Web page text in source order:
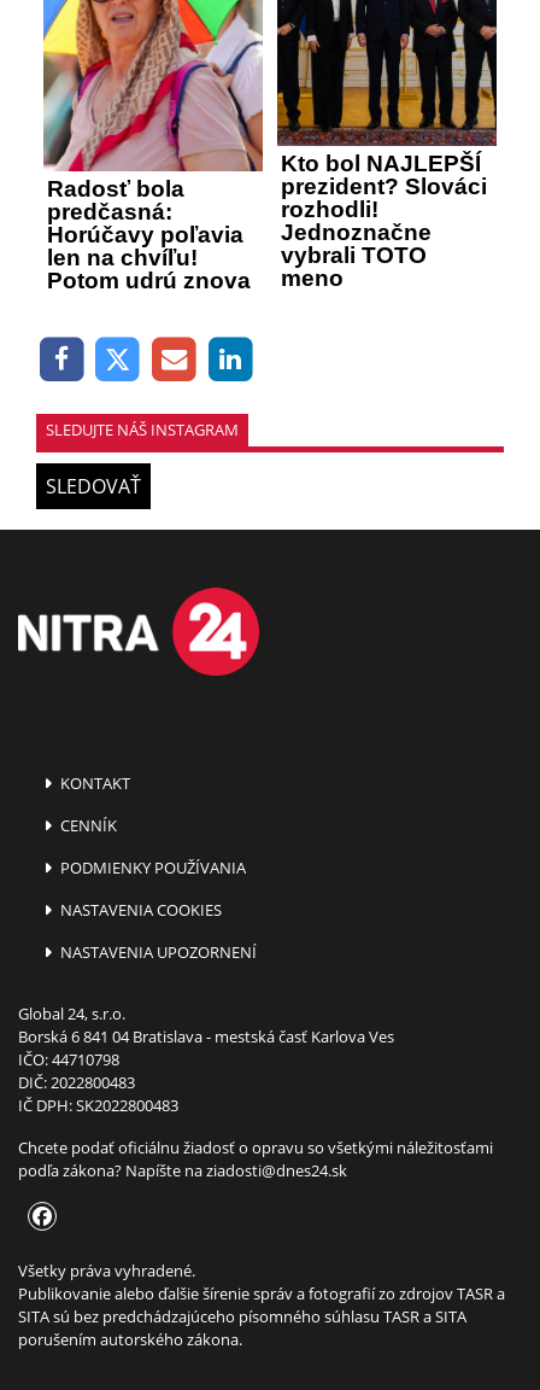
Radosť bola
predčasná:
Horúčavy poľavia
len na chvíľu!
Potom udrú znova
Kto bol NAJLEPŠÍ
prezident? Slováci
rozhodli!
Jednoznačne
vybrali TOTO
meno
SLEDUJTE NÁŠ INSTAGRAM
SLEDOVAŤ
KONTAKT
CENNÍK
PODMIENKY POUŽÍVANIA
NASTAVENIA COOKIES
NASTAVENIA UPOZORNENÍ
Global 24, s.r.o.
Borská 6 841 04 Bratislava - mestská časť Karlova Ves
IČO: 44710798
DIČ: 2022800483
IČ DPH: SK2022800483
Chcete podať oficiálnu žiadosť o opravu so všetkými náležitosťami
podľa zákona? Napíšte naziadosti@dnes24.sk
Všetky práva vyhradené.
Publikovanie alebo ďalšie šírenie správ a fotografií zo zdrojov TASR a
SITA sú bez predchádzajúceho písomného súhlasu TASR a SITA
porušením autorského zákona.